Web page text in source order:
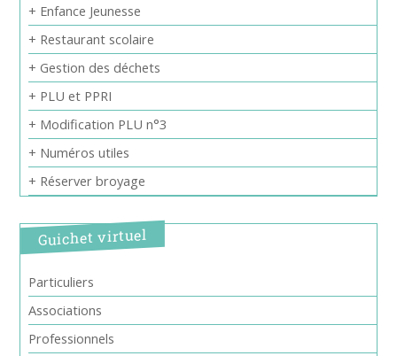
+ Enfance Jeunesse
+ Restaurant scolaire
+ Gestion des déchets
+ PLU et PPRI
+ Modification PLU n°3
+ Numéros utiles
+ Réserver broyage
Guichet virtuel
Particuliers
Associations
Professionnels